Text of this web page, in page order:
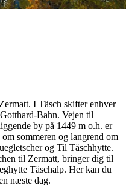
I Täsch skifter enhver
Bahn. Vejen til
by på 1449 m o.h. er
sommeren og langrend om
og Til Täschhytte.
til Zermatt, bringer dig til
Täschalp. Her kan du
næste dag.